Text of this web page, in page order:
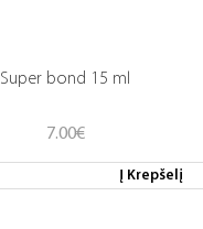
Super bond 15 ml
7.00€
Į Krepšelį